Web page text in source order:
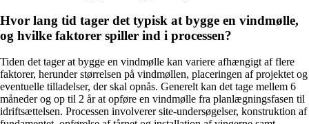
Hvor lang tid tager det typisk at bygge en vindmølle,
og hvilke faktorer spiller ind i processen?
Tiden det tager at bygge en vindmølle kan variere afhængigt af flere
faktorer, herunder størrelsen på vindmøllen, placeringen af projektet og
eventuelle tilladelser, der skal opnås. Generelt kan det tage mellem 6
måneder og op til 2 år at opføre en vindmølle fra planlægningsfasen til
idriftsættelsen. Processen involverer site-undersøgelser, konstruktion af